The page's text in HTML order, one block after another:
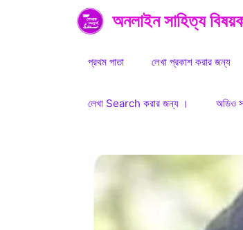
অনলাইন সাহিত্য
প্রথম পাতা লেখা প্রকাশ করার জন্য
লেখা Search করার জন্য । অডিও